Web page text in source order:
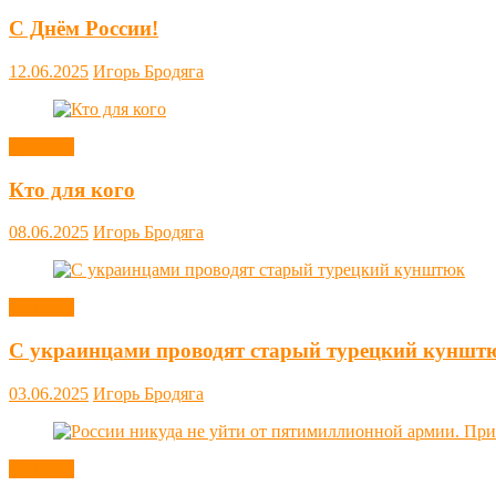
С Днём России!
12.06.2025 Игорь Бродяга
Кто для кого
08.06.2025 Игорь Бродяга
С украинцами проводят старый турецкий
03.06.2025 Игорь Бродяга